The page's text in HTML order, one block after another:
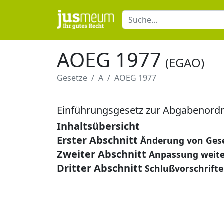
AOEG 1977 (EGAO)
Gesetze A AOEG 1977
Einführungsgesetz zur
Inhaltsübersicht
Erster Abschnitt Änderung von
Zweiter Abschnitt Anpassung
Dritter Abschnitt